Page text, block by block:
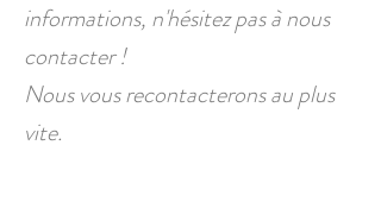
informations, n'hésitez pas à nous
contacter !
Nousvous recontacterons au plus
vite.